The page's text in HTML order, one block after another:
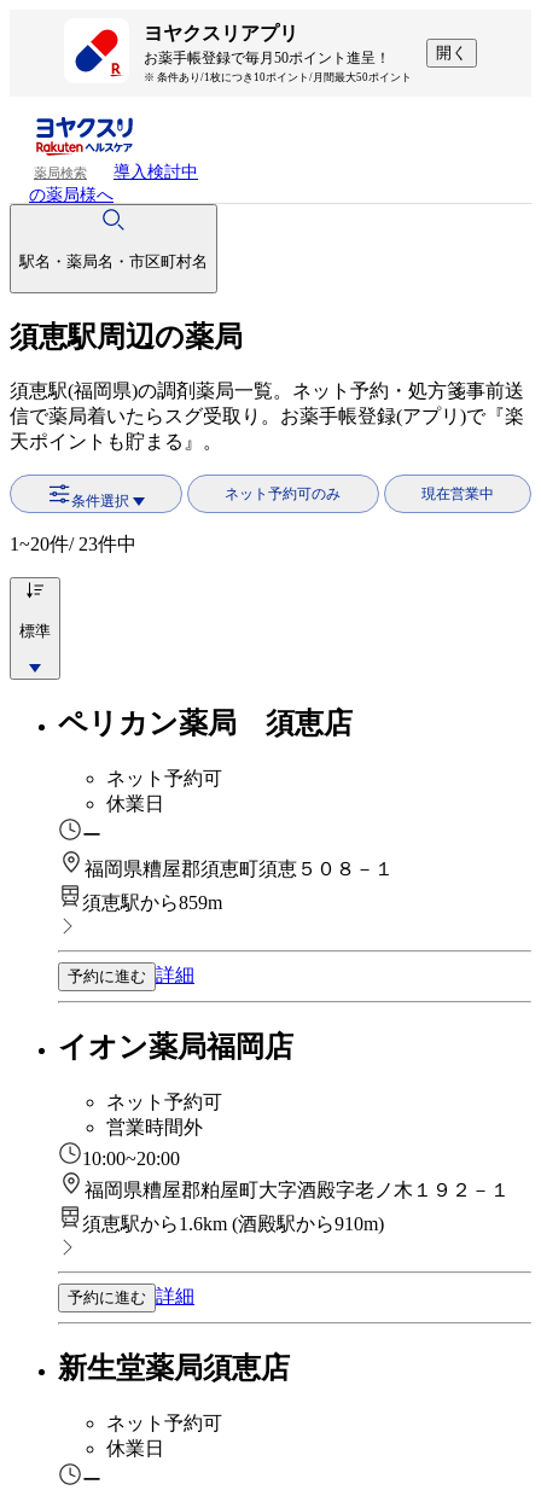
ヨヤクスリアプリ
お薬手帳登録で毎月50ポイント進呈！
※ 条件あり/1枚につき10ポイント/月間最大50ポイント
開く
薬局検索
導入検討中
の薬局様へ
駅名・薬局名・市区町村名
須恵駅周辺の薬局
須恵駅(福岡県)の調剤薬局一覧。ネット予約・処方箋事前送
信で薬局着いたらスグ受取り。お薬手帳登録(アプリ)で『楽
天ポイントも貯まる』。
条件選択 ネット予約可のみ 現在営業中
1~20件/ 23件中
標準
ペリカン薬局 須恵店
ネット予約可
休業日
ー
福岡県糟屋郡須恵町須恵５０８－１
須恵駅から859m
予約に進む 詳細
イオン薬局福岡店
ネット予約可
営業時間外
10:00~20:00
福岡県糟屋郡粕屋町大字酒殿字老ノ木１９２－１
須恵駅から1.6km (酒殿駅から910m)
予約に進む 詳細
新生堂薬局須恵店
ネット予約可
休業日
ー